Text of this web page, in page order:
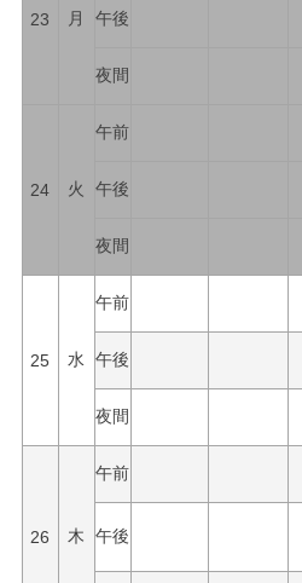
23 月 午後
夜間
24 火
午前
午後
夜間
25 水
午前
午後
夜間
26 木
午前
午後